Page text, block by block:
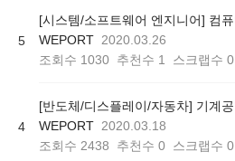
5
WEPORT 2020.03.26
조회수 1030 추천수 1 스크랩수 0
4
WEPORT 2020.03.18
조회수 2438 추천수 0 스크랩수 0